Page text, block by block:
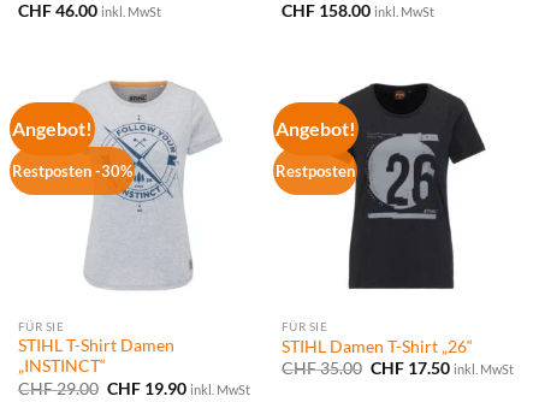
CHF46.00 inkl. MwSt
CHF158.00 inkl. MwSt
Angebot!
Restposten -30%
FÜR SIE
STIHL T-Shirt Damen
„INSTINCT“
CHF29.00 Ursprünglicher
CHF19.90Aktueller
inkl. MwSt
Angebot!
Restposten
FÜR SIE
STIHL Damen T-Shirt „26“
CHF35.00 Ursprünglicher
CHF17.50Aktueller
inkl. MwSt